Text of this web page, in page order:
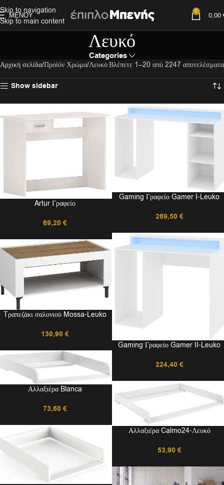
Skip to navigation
Skip to main content
ΜΕΝΟΎ 0 0,00
Λευκό
Categories
Αρχική σελίδα Προϊόν Χρώμα ΛευκόΒλέπετε 1–20 από 2247 αποτελέσματα
Show sidebar
Artur Γραφείο
69,20 €
Gaming Γραφείο Gamer I-Leuko
269,50 €
Gaming Γραφείο Gamer II-Leuko
224,40 €
Tραπεζάκι σαλονιού Mossa-Leuko
130,90 €
Αλλαξιέρα Blanca
73,60 €
Αλλαξιέρα Calmo24-Λευκό
53,90 €